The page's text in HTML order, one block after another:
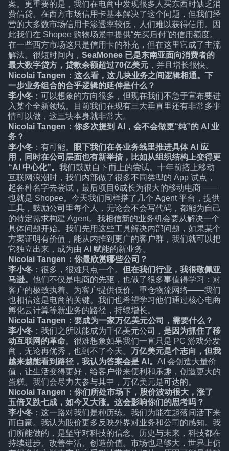
案。更重要的是，我们在电商中发现很多人买东西时缺乏消
费信贷。在西方市场信用卡基本解决了这个问题，但我们经
营的大多数市场信用卡渗透率较低，人们难以获得信用。因
此我们在 Shopee 购物场景中提供“先买后付”的信用额度。
在一些西方市场这只是信用卡的补充，但在这里它成了主流
解法。很短时间内， SeaMonee 已是东南亚面向消费者的
最大数字贷方，贷款余额超过70亿美元 ，并且增长很快。
Nicolai Tangen：这么看，这几块业务之间逻辑相通。下
一步业务组合的合乎逻辑的延伸是什么？
李小冬 ：可以想象的方向很多，但现在我们不急于宣布要进
入某个全新领域。目前我们在现有三大垂直里还有非常多事
情可以做，这三块本身就非常大。
Nicolai Tangen：你多次提到 AI，会不会做更“纯”的 AI 业
务？
李小冬 ：有可能。
眼下我们在各业务线里推进具体 AI 应
用，同时在公司层面也有新举措，比如从组织结构上变得更
“AI 中心化”。 我们鼓励自下而上的尝试。十年前搭上移动
互联网浪潮时，我们内部做了很多不同类型的 App 试点，
起各种名字去尝试，最后项目6成长为很大的移动电商——
也就是 Shopee。今天我们同样搭了几个 Agent 平台，提供
工具，鼓励公司里每个人，无论会不会写代码，都能为自己
的特定需求构建 Agent。我相信新的业务机会要从解决一个
具体问题开始。我们先用这些工具解决内部问题，如果某个
方案证明有价值，能从内推到更广的客户群，我们就可以把
它独立出来，成为由 AI 赋能的新业务。
Nicolai Tangen：你最欣赏哪些公司？
李小冬 ：很多，很难只点一个。 但在我们行业，我很敬佩亚
马逊。 他们不仅是电商的先驱，也做了很多事值得学习：对
客户的极致执着、为客户提供低价、重仓物流网络——我们
也相信这是电商的关键。我们也希望学习他们通过核心电商
孵化云计算等新业务的路径，持续增长。
Nicolai Tangen：要成为一家万亿美元公司，需要什么？
李小冬 ：我们之所以能成为千亿美元公司， 是因为抓住了移
动互联网的革命。很难想象如果我们一直只是 PC 游戏分发
商，无论再优秀，也到不了今天。 万亿美元是个志向，但我
越来越能看到路径，我认为答案会是 AI。 AI 会创造大量价
值，让生活变得更好，给客户带来便利和乐趣，创造更大的
蛋糕。我们会尽力去参与其中，万亿美元是可达的。
Nicolai Tangen：你们所处市场下，股价波动很大，涨了
五倍又跌七成，如今又大涨。这会影响你们的思考吗？
李小冬 ：这一路对我们是种历练。我们为能在起落间活下来
而自豪。我认为股价更多反映外界对业务和公司的感知。我
们所能做的，是坚守对科技的信念。历史与未来，科技都在
持续进步、改善生活、创造价值。市场也足够大，世界上仍